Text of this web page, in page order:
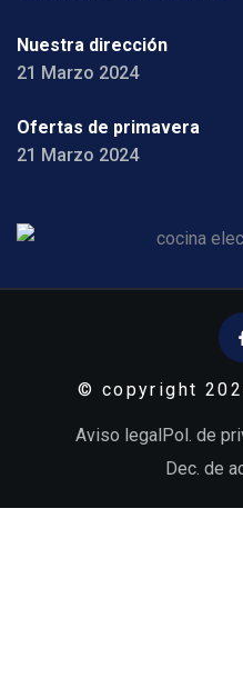
Nuestra dirección
21 Marzo 2024
Ofertas de primavera
21 Marzo 2024
© copyright
Aviso legalPol. de
Dec. de